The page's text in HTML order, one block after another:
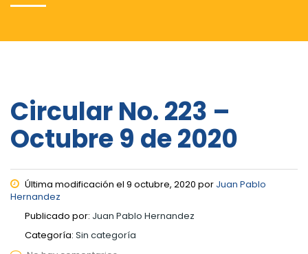
Circular No. 223 –
Octubre 9 de 2020
Última modificación el 9 octubre, 2020 por Juan Pablo
Hernandez
Publicado por: Juan Pablo Hernandez
Categoría: Sin categoría